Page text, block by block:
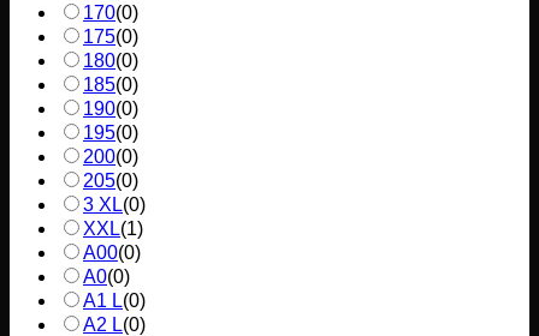
170(0)
175(0)
180(0)
185(0)
190(0)
195(0)
200(0)
205(0)
3 XL(0)
XXL(1)
A00(0)
A0(0)
A1 L(0)
A2 L(0)